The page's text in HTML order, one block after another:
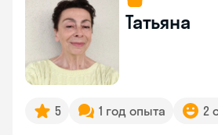
Татьяна
5 1 год опыта 2